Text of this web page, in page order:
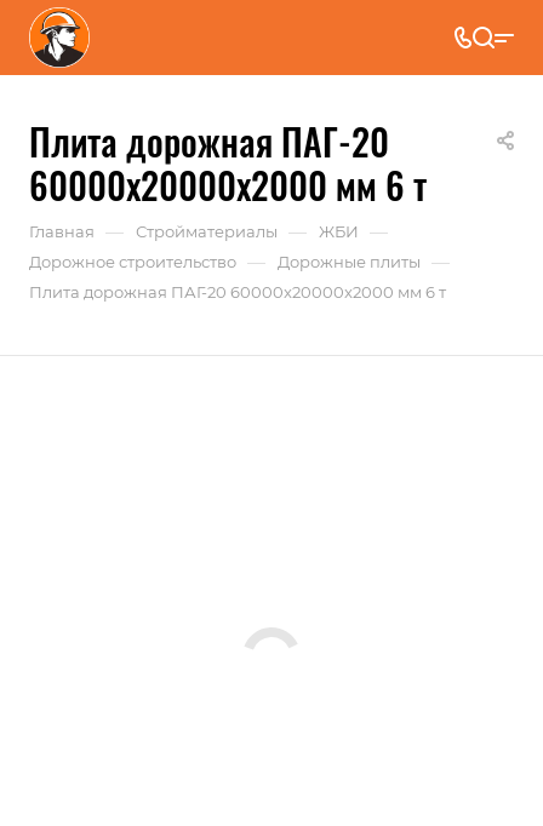
Плита дорожная ПАГ-20
60000x20000x2000 мм 6 т
Главная — Стройматериалы — ЖБИ —
Дорожное строительство — Дорожные плиты —
Плита дорожная ПАГ-20 60000x20000x2000 мм 6 т